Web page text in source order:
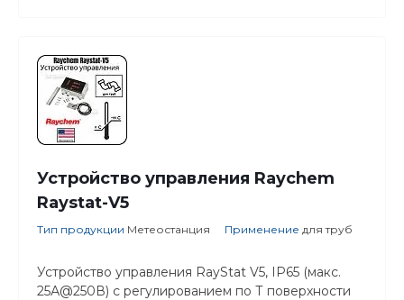
Устройство управления Raychem
Raystat-V5
Тип продукции Метеостанция Применение для труб
Устройство управления RayStat V5, IP65 (макс.
25А@250В) с регулированием по Т поверхности